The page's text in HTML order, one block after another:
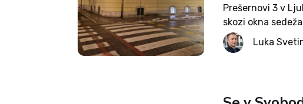
Prešernovi 3 v
skozi okna
notranjosti
Mi, Socialisti! Ali
Luka